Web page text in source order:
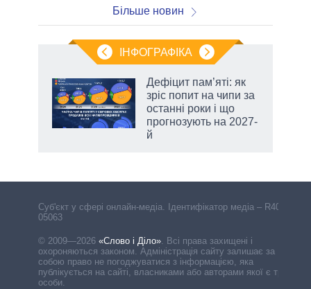
Більше новин
ІНФОГРАФІКА
Дефіцит пам’яті: як
зріс попит на чипи за
останні роки і що
прогнозують на 2027-
й
Cуб'єкт у сфері онлайн-медіа. Ідентифікатор медіа – R40-
05063
© 2009—2026 «Слово і Діло». Всі права захищені і
охороняються законом. Адміністрація сайту залишає за
собою право не погоджуватися з інформацією, яка
публікується на сайті, власниками або авторами якої є треті
особи.